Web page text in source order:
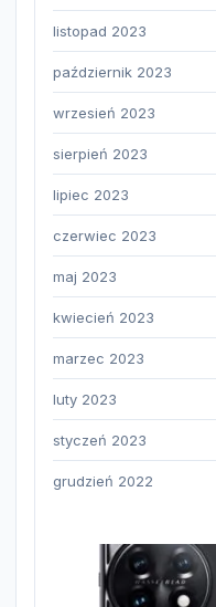
listopad 2023
październik 2023
wrzesień 2023
sierpień 2023
lipiec 2023
czerwiec 2023
maj 2023
kwiecień 2023
marzec 2023
luty 2023
styczeń 2023
grudzień 2022